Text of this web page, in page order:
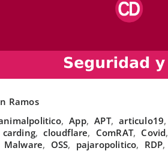
Ramos
, App, APT, articulo19,
carding, cloudflare, ComRAT, Covid,
Malware, OSS, pajaropolitico, RDP,